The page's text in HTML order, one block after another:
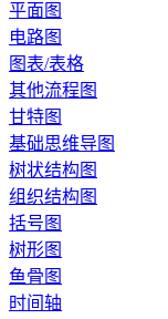
平面图
电路图
图表/表格
其他流程图
甘特图
基础思维导图
树状结构图
组织结构图
括号图
树形图
鱼骨图
时间轴